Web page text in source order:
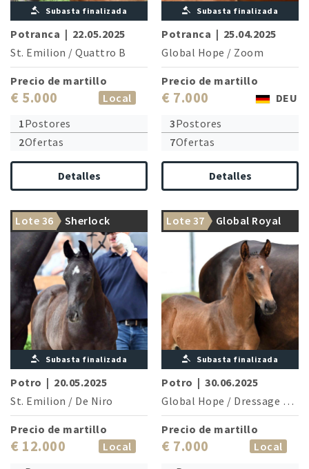
Subasta finalizada
Potranca | 22.05.2025
St. Emilion / Quattro B
Precio de martillo
€ 5.000
Local
1Postores
2Ofertas
Detalles
Subasta finalizada
Potranca | 25.04.2025
Global Hope / Zoom
Precio de martillo
€ 7.000
DEU
3Postores
7Ofertas
Detalles
Lote 36
Sherlock
Holmes
Subasta finalizada
Potro | 20.05.2025
St. Emilion / De Niro
Precio de martillo
€ 12.000
Local
Lote 37 Global Royal
Subasta finalizada
Potro | 30.06.2025
Global Hope / Dressage Royal
Precio de martillo
€ 7.000
Local